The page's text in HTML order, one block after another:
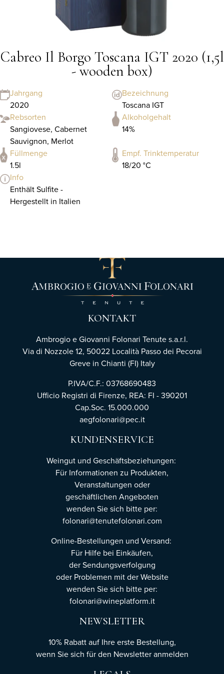
Cabreo Il Borgo Toscana IGT 2020 (1,5l
- wooden box)
Jahrgang
2020
Bezeichnung
Toscana IGT
Rebsorten
Sangiovese, Cabernet
Sauvignon, Merlot
Alkoholgehalt
14%
Füllmenge
1.5l
Empf. Trinktemperatur
18/20 °C
Info
Enthält Sulfite -
Hergestellt in Italien
KONTAKT
Ambrogio e Giovanni Folonari Tenute s.a.r.l.
Via di Nozzole 12, 50022 Località Passo dei Pecorai
Greve in Chianti (FI) Italy
P.IVA/C.F.: 03768690483
Ufficio Registri di Firenze, REA: FI - 390201
Cap.Soc. 15.000.000
aegfolonari@pec.it
KUNDENSERVICE
Weingut und Geschäftsbeziehungen:
Für Informationen zu Produkten,
Veranstaltungen oder
geschäftlichen Angeboten
wenden Sie sich bitte per:
folonari@tenutefolonari.com
Online-Bestellungen und Versand:
Für Hilfe bei Einkäufen,
der Sendungsverfolgung
oder Problemen mit der Website
wenden Sie sich bitte per:
folonari@wineplatform.it
NEWSLETTER
10% Rabatt auf Ihre erste Bestellung,
wenn Sie sich für den Newsletteranmelden